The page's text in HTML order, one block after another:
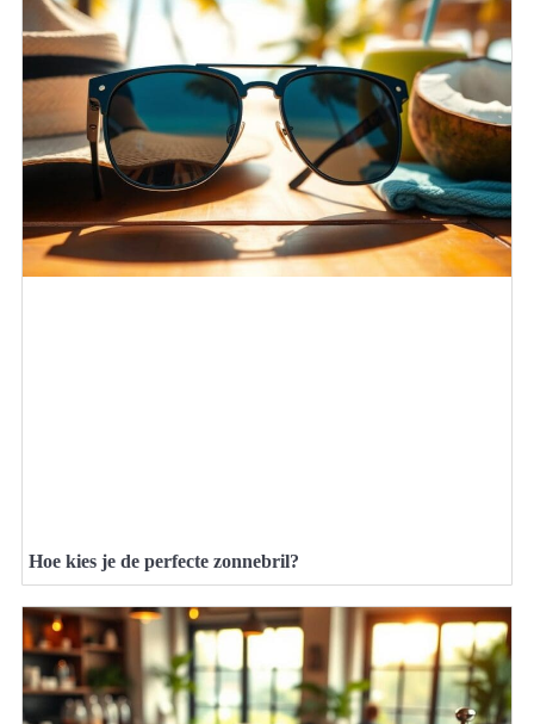
Hoe kies je de perfecte zonnebril?